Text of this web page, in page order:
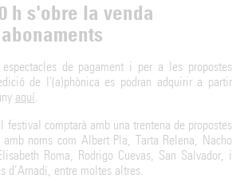
h s'obre la venda
de pagament i per a les propostes
de l'(a)phònica es podran adquirir a partir
aquí.
festival comptarà amb una trentena de propostes
noms com Albert Pla, Tarta Relena, Nacho
Roma, Rodrigo Cuevas, San Salvador, i
d’Arnadí, entre moltes altres.